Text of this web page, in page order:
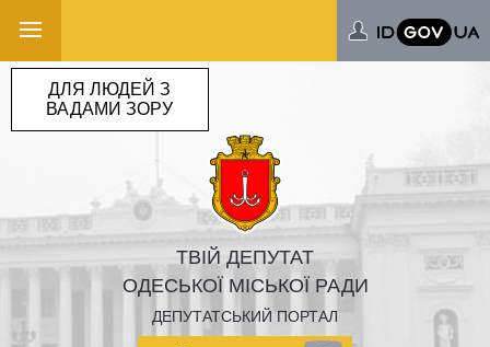
ТВІЙ ДЕПУТАТ
ОДЕСЬКОЇ МІСЬКОЇ РАДИ
ДЕПУТАТСЬКИЙ ПОРТАЛ
ДЛЯ ЛЮДЕЙ З
ВАДАМИ ЗОРУ